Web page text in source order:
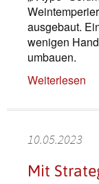
ausgebaut.
wenigen
umbauen.
Weiterlesen
10.05.2023
Mit